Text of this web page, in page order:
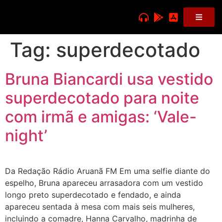
Tag: superdecotado
Bruna Biancardi usa vestido
superdecotado para noite
com irmã e amigas: ‘Vale-
night’
Da Redação Rádio Aruanã FM Em uma selfie diante do
espelho, Bruna apareceu arrasadora com um vestido
longo preto superdecotado e fendado, e ainda
apareceu sentada à mesa com mais seis mulheres,
incluindo a comadre, Hanna Carvalho, madrinha de